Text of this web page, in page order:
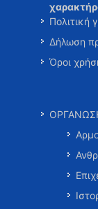
Πολιτική
Δήλωση
Όροι